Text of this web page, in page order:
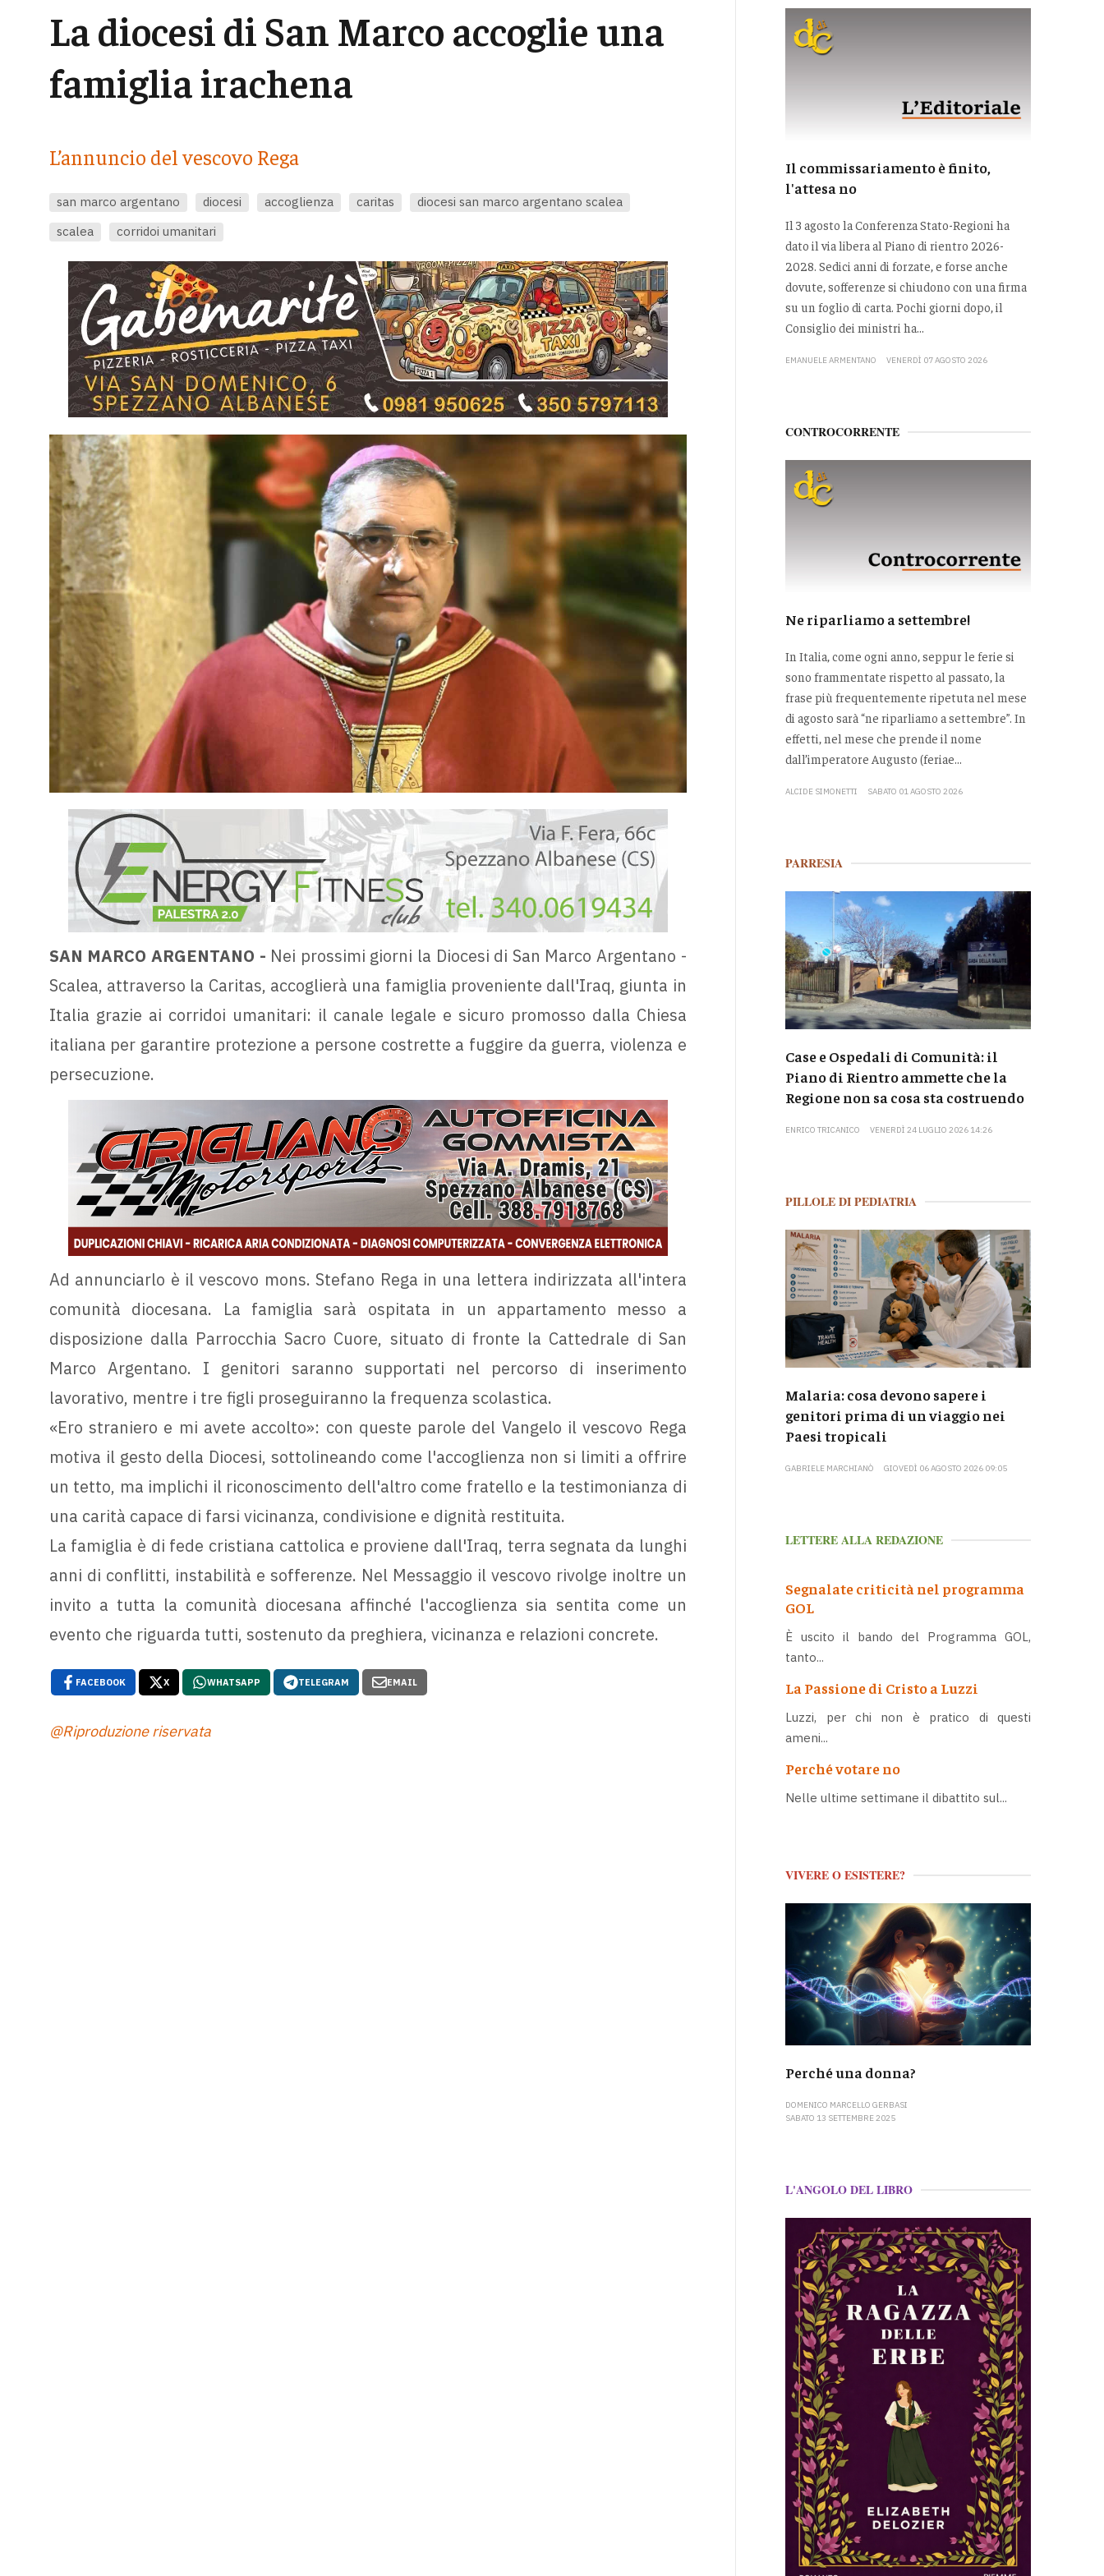
La diocesi di San Marco accoglie una
famiglia irachena
L’annuncio del vescovo Rega
san marco argentano diocesi accoglienza caritas
diocesi san marco argentano scalea
scalea
corridoi umanitari
SAN MARCO ARGENTANO - Nei prossimi giorni la Diocesi di San Marco Argentano -
Scalea, attraverso la Caritas, accoglierà una famiglia proveniente dall'Iraq, giunta in
Italia grazie ai corridoi umanitari: il canale legale e sicuro promosso dalla Chiesa
italiana per garantire protezione a persone costrette a fuggire da guerra, violenza e
persecuzione.
Ad annunciarlo è il vescovo mons. Stefano Rega in una lettera indirizzata all'intera
comunità diocesana. La famiglia sarà ospitata in un appartamento messo a
disposizione dalla Parrocchia Sacro Cuore, situato di fronte la Cattedrale di San
Marco Argentano. I genitori saranno supportati nel percorso di inserimento
lavorativo, mentre i tre figli proseguiranno la frequenza scolastica.
«Ero straniero e mi avete accolto»: con queste parole del Vangelo il vescovo Rega
motiva il gesto della Diocesi, sottolineando come l'accoglienza non si limiti a offrire
un tetto, ma implichi il riconoscimento dell'altro come fratello e la testimonianza di
una carità capace di farsi vicinanza, condivisione e dignità restituita.
La famiglia è di fede cristiana cattolica e proviene dall'Iraq, terra segnata da lunghi
anni di conflitti, instabilità e sofferenze. Nel Messaggio il vescovo rivolge inoltre un
invito a tutta la comunità diocesana affinché l'accoglienza sia sentita come un
evento che riguarda tutti, sostenuto da preghiera, vicinanza e relazioni concrete.
FACEBOOK X WHATSAPP TELEGRAM EMAIL
@Riproduzione riservata
Il commissariamento è finito,
l'attesa no
Il 3 agosto la Conferenza Stato-Regioni ha
dato il via libera al Piano di rientro 2026-
2028. Sedici anni di forzate, e forse anche
dovute, sofferenze si chiudono con una firma
su un foglio di carta. Pochi giorni dopo, il
Consiglio dei ministri ha...
EMANUELE ARMENTANO VENERDÌ 07 AGOSTO 2026
CONTROCORRENTE
Ne riparliamo a settembre!
In Italia, come ogni anno, seppur le ferie si
sono frammentate rispetto al passato, la
frase più frequentemente ripetuta nel mese
di agosto sarà “ne riparliamo a settembre”. In
effetti, nel mese che prende il nome
dall’imperatore Augusto (feriae...
ALCIDE SIMONETTI SABATO 01 AGOSTO 2026
PARRESIA
Case e Ospedali di Comunità: il
Piano di Rientro ammette che la
Regione non sa cosa sta costruendo
ENRICO TRICANICO VENERDÌ 24 LUGLIO 2026 14:26
PILLOLE DI PEDIATRIA
Malaria: cosa devono sapere i
genitori prima di un viaggio nei
Paesi tropicali
GABRIELE MARCHIANÒ GIOVEDÌ 06 AGOSTO 2026 09:05
LETTERE ALLA REDAZIONE
Segnalate criticità nel programma
GOL
È uscito il bando del Programma GOL,
tanto...
La Passione di Cristo a Luzzi
Luzzi, per chi non è pratico di questi
ameni...
Perché votare no
Nelle ultime settimane il dibattito sul...
VIVERE O ESISTERE?
Perché una donna?
DOMENICO MARCELLO GERBASI
SABATO 13 SETTEMBRE 2025
L'ANGOLO DEL LIBRO